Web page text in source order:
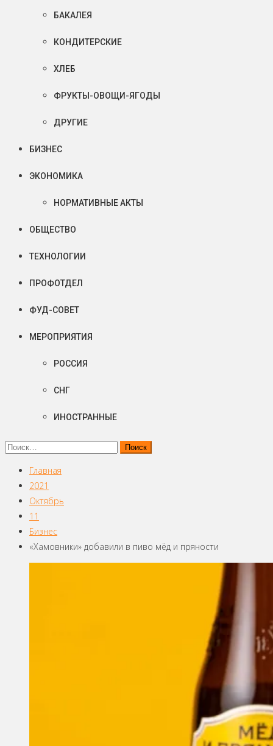
БАКАЛЕЯ
КОНДИТЕРСКИЕ
ХЛЕБ
ФРУКТЫ-ОВОЩИ-ЯГОДЫ
ДРУГИЕ
БИЗНЕС
ЭКОНОМИКА
НОРМАТИВНЫЕ АКТЫ
ОБЩЕСТВО
ТЕХНОЛОГИИ
ПРОФОТДЕЛ
ФУД-СОВЕТ
МЕРОПРИЯТИЯ
РОССИЯ
СНГ
ИНОСТРАННЫЕ
Найти:
Главная
2021
Октябрь
11
Бизнес
«Хамовники» добавили в пиво мёд и пряности